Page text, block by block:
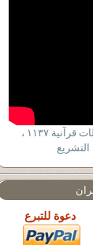
د . أحمد صبحى منصور - لحظات قرآنية ١١٣٧ ،
دعوة للتبرع